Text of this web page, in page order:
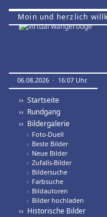
Moin und herzlich
06.08.2026 · 16:07 Uhr.
›› Startseite
›› Rundgang
›› Bildergalerie
› Foto-Duell
› Beste Bilder
› Neue Bilder
› Zufalls-Bilder
› Bildersuche
› Farbsuche
› Bildautoren
› Bilder hochladen
›› Historische Bilder